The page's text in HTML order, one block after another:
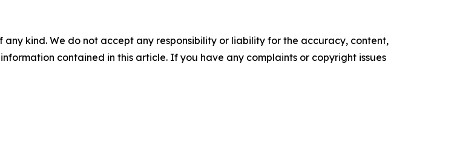
kind. We do not accept any responsibility or liability for the accuracy, content,
contained in this article. If you have any complaints or copyright issues